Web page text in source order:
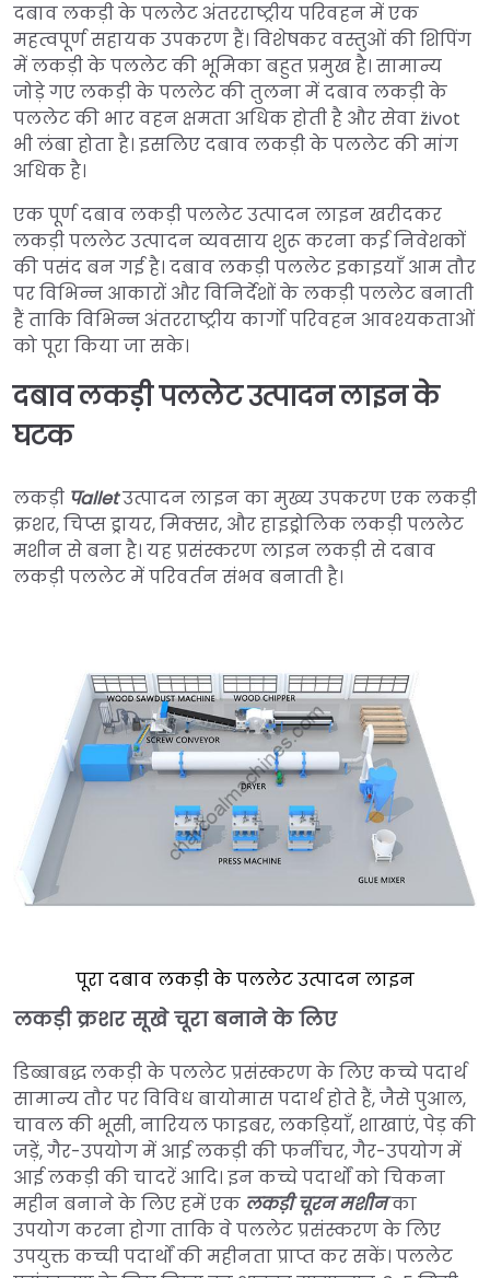
दबाव लकड़ी के पललेट अंतरराष्ट्रीय परिवहन में एक
महत्वपूर्ण सहायक उपकरण हैं। विशेषकर वस्तुओं की शिपिंग
में लकड़ी के पललेट की भूमिका बहुत प्रमुख है। सामान्य
जोड़े गए लकड़ी के पललेट की तुलना में दबाव लकड़ी के
पललेट की भार वहन क्षमता अधिक होती है और सेवा život
भी लंबा होता है। इसलिए दबाव लकड़ी के पललेट की मांग
अधिक है।
एक पूर्ण दबाव लकड़ी पललेट उत्पादन लाइन खरीदकर
लकड़ी पललेट उत्पादन व्यवसाय शुरू करना कई निवेशकों
की पसंद बन गई है। दबाव लकड़ी पललेट इकाइयाँ आम तौर
पर विभिन्न आकारों और विनिर्देशों के लकड़ी पललेट बनाती
हैं ताकि विभिन्न अंतरराष्ट्रीय कार्गो परिवहन आवश्यकताओं
को पूरा किया जा सके।
दबाव लकड़ी पललेट उत्पादन लाइन के
घटक
लकड़ी पalletउत्पादन लाइन का मुख्य उपकरण एक लकड़ी
क्रशर, चिप्स ड्रायर, मिक्सर, और हाइड्रोलिक लकड़ी पललेट
मशीन से बना है। यह प्रसंस्करण लाइन लकड़ी से दबाव
लकड़ी पललेट में परिवर्तन संभव बनाती है।
पूरा दबाव लकड़ी के पललेट उत्पादन लाइन
लकड़ी क्रशर सूखे चूरा बनाने के लिए
डिब्बाबद्ध लकड़ी के पललेट प्रसंस्करण के लिए कच्चे पदार्थ
सामान्य तौर पर विविध बायोमास पदार्थ होते हैं, जैसे पुआल,
चावल की भूसी, नारियल फाइबर, लकड़ियाँ, शाखाएं, पेड़ की
जड़ें, गैर-उपयोग में आई लकड़ी की फर्नीचर, गैर-उपयोग में
आई लकड़ी की चादरें आदि। इन कच्चे पदार्थों को चिकना
महीन बनाने के लिए हमें एक लकड़ी चूरन मशीनका
उपयोग करना होगा ताकि वे पललेट प्रसंस्करण के लिए
उपयुक्त कच्ची पदार्थों की महीनता प्राप्त कर सकें। पललेट